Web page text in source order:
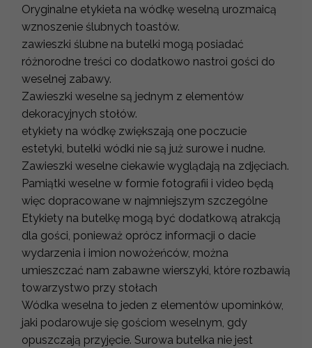
Oryginalne etykieta na wódkę weselną urozmaicą
wznoszenie ślubnych toastów.
zawieszki ślubne na butelki mogą posiadać
różnorodne treści co dodatkowo nastroi gości do
weselnej zabawy.
Zawieszki weselne są jednym z elementów
dekoracyjnych stołów.
etykiety na wódkę zwiększają one poczucie
estetyki, butelki wódki nie są już surowe i nudne.
Zawieszki weselne ciekawie wyglądają na zdjęciach.
Pamiątki weselne w formie fotografii i video będą
więc dopracowane w najmniejszym szczególne
Etykiety na butelkę mogą być dodatkową atrakcją
dla gości, ponieważ oprócz informacji o dacie
wydarzenia i imion nowożeńców, można
umieszczać nam zabawne wierszyki, które rozbawią
towarzystwo przy stołach
Wódka weselna to jeden z elementów upominków,
jaki podarowuje się gościom weselnym, gdy
opuszczają przyjęcie. Surowa butelka nie jest